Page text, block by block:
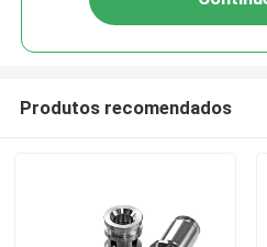
Produtos recomendados